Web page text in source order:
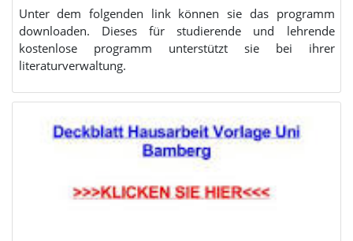
Unter dem folgenden link können sie das programm
downloaden. Dieses für studierende und lehrende
kostenlose programm unterstützt sie bei ihrer
literaturverwaltung.